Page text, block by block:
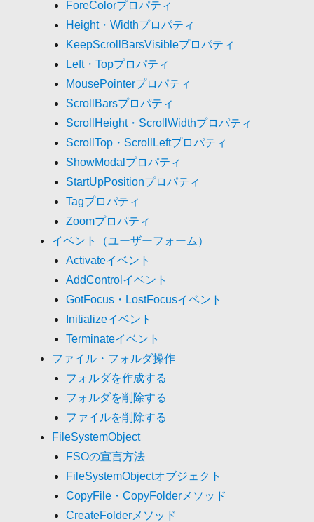
ForeColorプロパティ
Height・Widthプロパティ
KeepScrollBarsVisibleプロパティ
Left・Topプロパティ
MousePointerプロパティ
ScrollBarsプロパティ
ScrollHeight・ScrollWidthプロパティ
ScrollTop・ScrollLeftプロパティ
ShowModalプロパティ
StartUpPositionプロパティ
Tagプロパティ
Zoomプロパティ
イベント（ユーザーフォーム）
Activateイベント
AddControlイベント
GotFocus・LostFocusイベント
Initializeイベント
Terminateイベント
ファイル・フォルダ操作
フォルダを作成する
フォルダを削除する
ファイルを削除する
FileSystemObject
FSOの宣言方法
FileSystemObjectオブジェクト
CopyFile・CopyFolderメソッド
CreateFolderメソッド